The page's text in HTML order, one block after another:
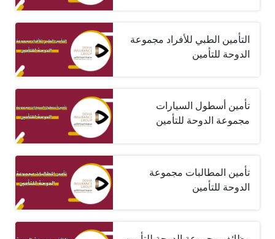
التأمين الطبي للأفراد مجموعة
الدوحة للتأمين
تأمين أسطول السيارات
مجموعة الدوحة للتأمين
تأمين المطالبات مجموعة
الدوحة للتأمين